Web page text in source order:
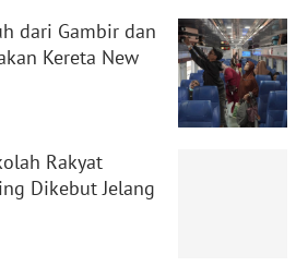
dari Gambir dan
Kereta New
Rakyat
Dikebut Jelang